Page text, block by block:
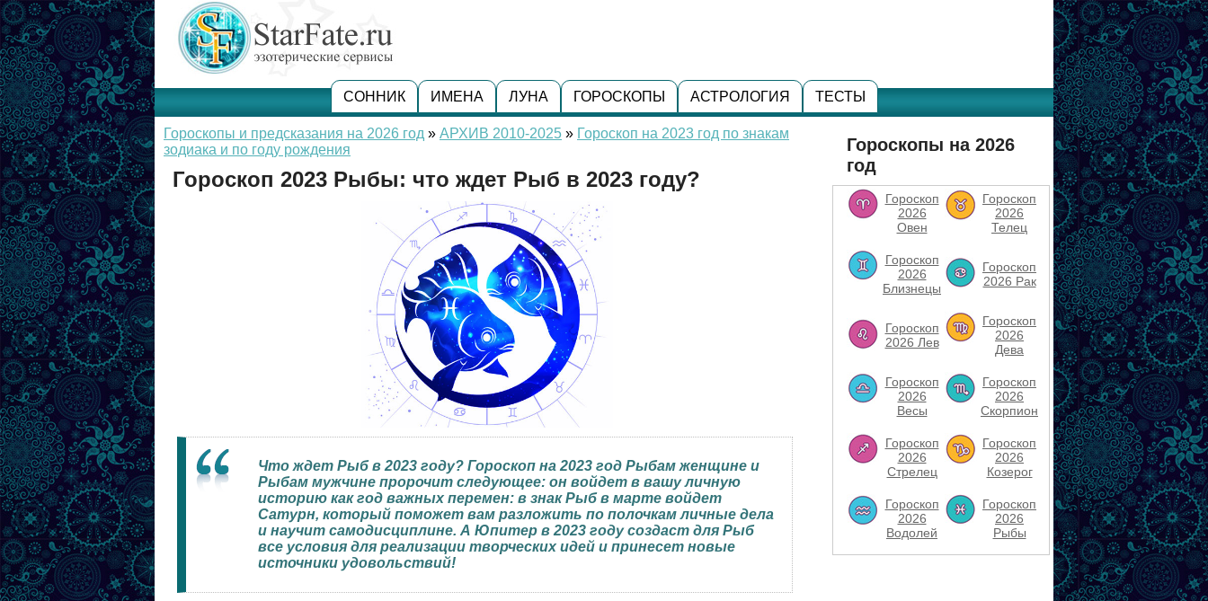
СОННИК ИМЕНА ЛУНА ГОРОСКОПЫ АСТРОЛОГИЯ ТЕСТЫ
Гороскопы и предсказания на 2026 год » АРХИВ 2010-2025 » Гороскоп на 2023 год по знакам
зодиака и по году рождения
Гороскоп 2023 Рыбы: что ждет Рыб в 2023 году?
Что ждет Рыб в 2023 году? Гороскоп на 2023 год Рыбам женщине и
Рыбам мужчине пророчит следующее: он войдет в вашу личную
историю как год важных перемен: в знак Рыб в марте войдет
Сатурн, который поможет вам разложить по полочкам личные дела
и научит самодисциплине. А Юпитер в 2023 году создаст для Рыб
все условия для реализации творческих идей и принесет новые
источники удовольствий!
Гороскопы на 2026
год
Гороскоп
2026
Овен
Гороскоп
2026
Телец
Гороскоп
2026
Близнецы
Гороскоп
2026 Рак
Гороскоп
2026 Лев
Гороскоп
2026
Дева
Гороскоп
2026
Весы
Гороскоп
2026
Скорпион
Гороскоп
2026
Стрелец
Гороскоп
2026
Козерог
Гороскоп
2026
Водолей
Гороскоп
2026
Рыбы